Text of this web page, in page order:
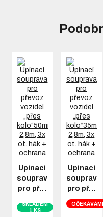
Upínací
souprava
pro př…
SKLADEM
1 KS
Upínací
souprava
pro př…